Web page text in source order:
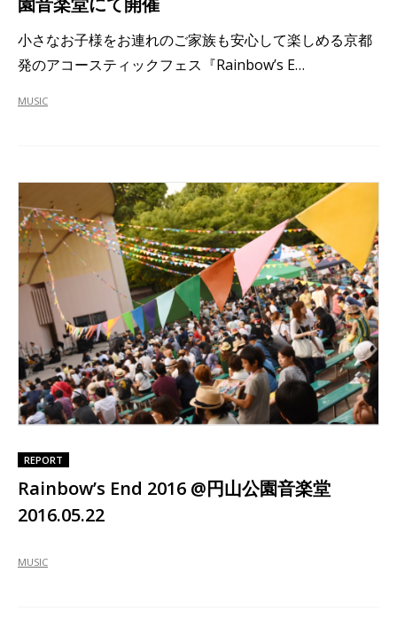
小さなお子様をお連れのご家族も安心して楽しめる京都
発のアコースティックフェス『Rainbow’s E…
MUSIC
REPORT
Rainbow’s End 2016 @円山公園音楽堂
2016.05.22
MUSIC